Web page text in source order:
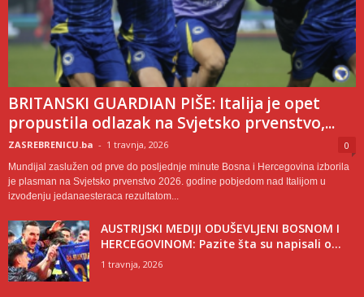
BRITANSKI GUARDIAN PIŠE: Italija je opet
propustila odlazak na Svjetsko prvenstvo,...
ZASREBRENICU.ba - 1 travnja, 2026 0
Mundijal zaslužen od prve do posljednje minute Bosna i Hercegovina izborila
je plasman na Svjetsko prvenstvo 2026. godine pobjedom nad Italijom u
izvođenju jedanaesteraca rezultatom...
AUSTRIJSKI MEDIJI ODUŠEVLJENI BOSNOM I
HERCEGOVINOM: Pazite šta su napisali o...
1 travnja, 2026